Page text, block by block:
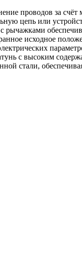
проводов за
цепь или
рычажками
исходное
с высоким
стали,